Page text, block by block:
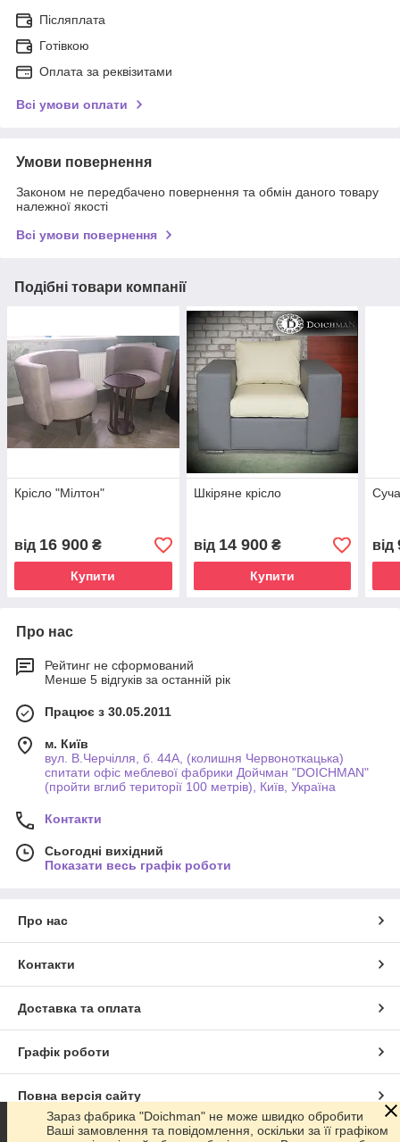
Післяплата
Готівкою
Оплата за реквізитами
Всі умови оплати
Умови повернення
Законом не передбачено повернення та обмін даного товару
належної якості
Всі умови повернення
Подібні товари компанії
Крісло "Мілтон"
від 16 900 ₴
Купити
Шкіряне крісло
від 14 900₴
Купити
від
Про нас
Рейтинг не сформований
Менше 5 відгуків за останній рік
Працює з 30.05.2011
м. Київ
вул. В.Черчілля, б. 44А, (колишня Червоноткацька)
спитати офіс меблевої фабрики Дойчман "DOICHMAN"
(пройти вглиб території 100 метрів), Київ, Україна
Контакти
Сьогодні вихідний
Показати весь графік роботи
Про нас
Контакти
Доставка та оплата
Графік роботи
Повна версія сайту
Зараз фабрика "Doichman" не може швидко обробити
Ваші замовлення та повідомлення, оскільки за її графіком